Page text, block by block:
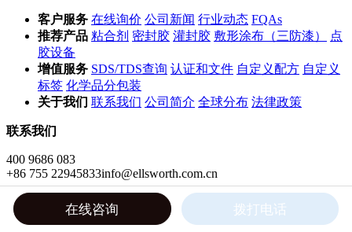
客户服务 在线询价 公司新闻 行业动态 FQAs
推荐产品 粘合剂 密封胶 灌封胶 敷形涂布（三防漆）
点
胶设备
增值服务 SDS/TDS查询 认证和文件 自定义配方 自定义
标签 化学品分包装
关于我们 联系我们 公司简介 全球分布 法律政策
联系我们
400 9686 083
+86 755 22945833info@ellsworth.com.cn
深圳市罗湖区南湖路3005号国贸商业
大厦27楼DEFG单元
社交网络
在线咨询 拨打电话